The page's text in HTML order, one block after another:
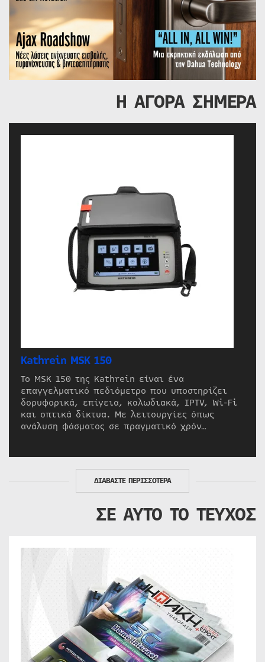
Η ΑΓΟΡΑ ΣΗΜΕΡΑ
Kathrein MSK 150
Το MSK 150 της Kathrein είναι ένα
επαγγελματικό πεδιόμετρο που υποστηρίζει
δορυφορικά, επίγεια, καλωδιακά, IPTV, Wi-Fi
και οπτικά δίκτυα. Με λειτουργίες όπως
ανάλυση φάσματος σε πραγματικό χρόν…
ΔΙΑΒΑΣΤΕ ΠΕΡΙΣΣΟΤΕΡΑ
ΣΕ ΑΥΤΟ ΤΟ ΤΕΥΧΟΣ